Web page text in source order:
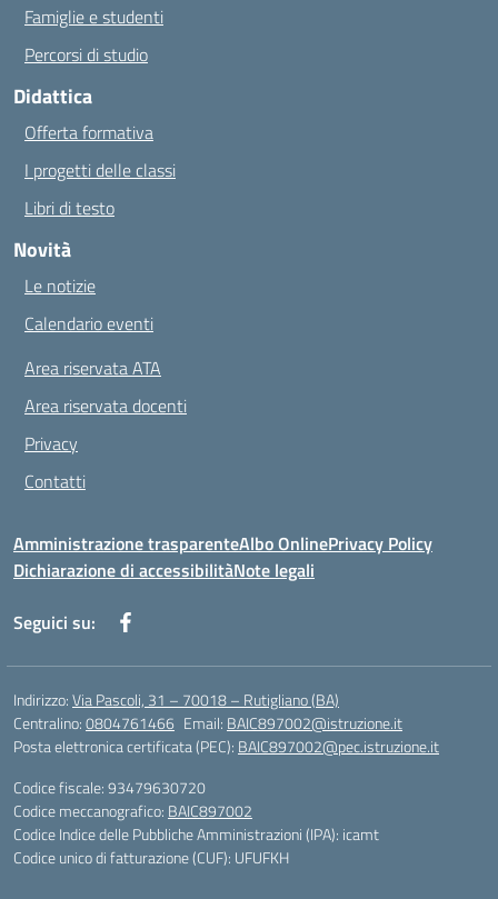
Famiglie e studenti
Percorsi di studio
Didattica
Offerta formativa
I progetti delle classi
Libri di testo
Novità
Le notizie
Calendario eventi
Area riservata ATA
Area riservata docenti
Privacy
Contatti
Amministrazione trasparenteAlbo OnlinePrivacy Policy
Dichiarazione di accessibilitàNote legali
Seguici su:
Indirizzo:Via Pascoli, 31 – 70018 – Rutigliano (BA)
Centralino:0804761466 Email: BAIC897002@istruzione.it
Posta elettronica certificata (PEC): BAIC897002@pec.istruzione.it
Codice fiscale: 93479630720
Codice meccanografico: BAIC897002
Codice Indice delle Pubbliche Amministrazioni (IPA): icamt
Codice unico di fatturazione (CUF): UFUFKH